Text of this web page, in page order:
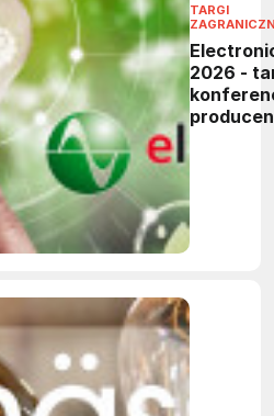
TARGI
2026 -